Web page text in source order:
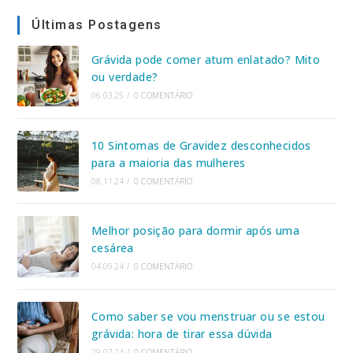
Últimas Postagens
Grávida pode comer atum enlatado? Mito
ou verdade?
06.03.25 / 0 COMENTÁRIO
10 Sintomas de Gravidez desconhecidos
para a maioria das mulheres
08.11.24 / 0 COMENTÁRIO
Melhor posição para dormir após uma
cesárea
04.09.24 / 0 COMENTÁRIO
Como saber se vou menstruar ou se estou
grávida: hora de tirar essa dúvida